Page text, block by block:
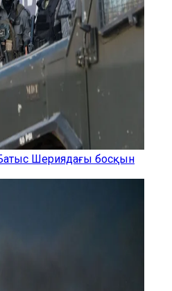
Шериядағы босқын